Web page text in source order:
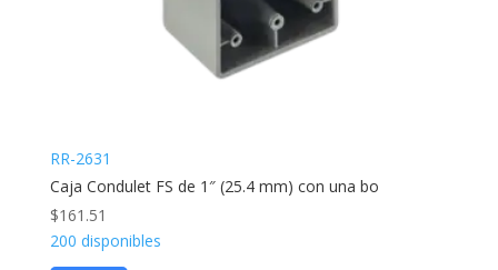
RR-2631
Caja Condulet FS de 1″ (25.4 mm) con una bo
$161.51
200 disponibles